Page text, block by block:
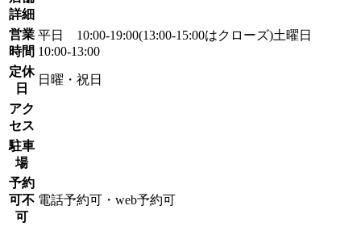
詳細
営業
時間
平日 10:00-19:00(13:00-15:00はクローズ)土曜日
10:00-13:00
定休
日
日曜・祝日
アク
セス
駐車
場
予約
可不
可
電話予約可・web予約可